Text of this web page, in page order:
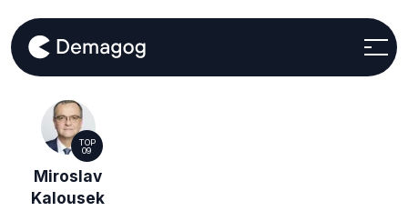
TOP
09
Miroslav
Kalousek